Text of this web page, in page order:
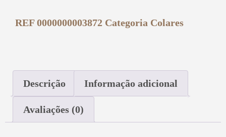
REF0000000003872 Categoria Colares
Descrição Informação adicional
Avaliações (0)